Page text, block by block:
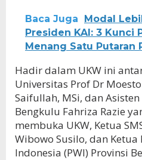
Baca Juga
Modal
Presiden KAI: 3 Kunci
Menang Satu Putaran
Hadir dalam UKW ini
Universitas Prof Dr
Saifullah, MSi, dan
Bengkulu Fahriza Razie
membuka UKW, Ketua
Wibowo Susilo, dan
Indonesia (PWI) Provinsi